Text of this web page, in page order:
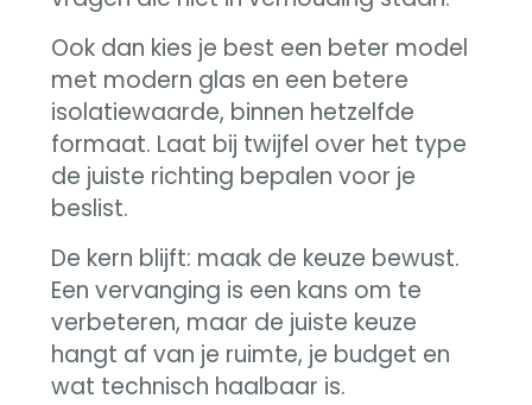
Ook dan kies je best een beter model
met modern glas en een betere
isolatiewaarde, binnen hetzelfde
formaat. Laat bij twijfel over het type
de juiste richting bepalen voor je
beslist.
De kern blijft: maak de keuze bewust.
Een vervanging is een kans om te
verbeteren, maar de juiste keuze
hangt af van je ruimte, je budget en
wat technisch haalbaar is.